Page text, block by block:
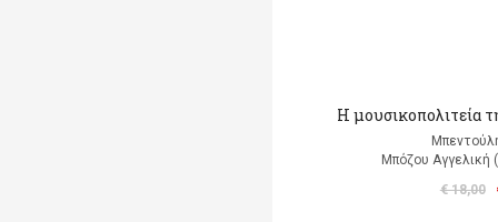
Η μουσικοπολιτεία
Μπόζου Αγγελική
€ 18,00